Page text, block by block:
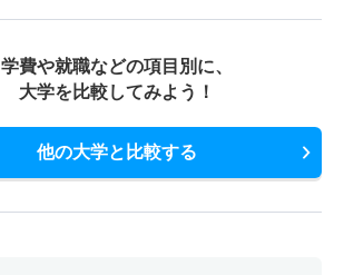
学費や就職などの項目別に、
大学を比較してみよう！
他の大学と比較する